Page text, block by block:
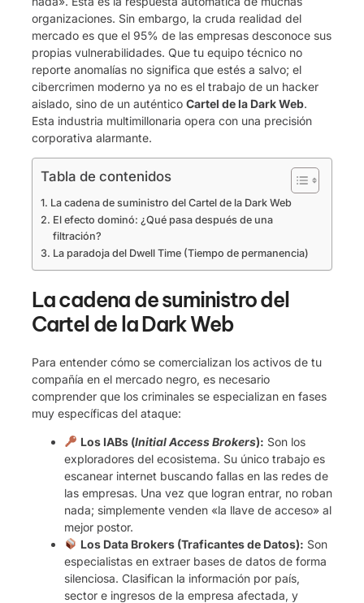
organizaciones. Sin embargo, la cruda realidad del
mercado es que el 95% de las empresas desconoce sus
propias vulnerabilidades. Que tu equipo técnico no
reporte anomalías no significa que estés a salvo; el
cibercrimen moderno ya no es el trabajo de un hacker
aislado, sino de un auténtico Cartel de la Dark Web.
Esta industria multimillonaria opera con una precisión
corporativa alarmante.
Tabla de contenidos
La cadena de suministro del Cartel de la Dark Web
El efecto dominó: ¿Qué pasa después de una
filtración?
La paradoja del Dwell Time (Tiempo de permanencia)
La cadena de suministro del
Cartel de la Dark Web
Para entender cómo se comercializan los activos de tu
compañía en el mercado negro, es necesario
comprender que los criminales se especializan en fases
muy específicas del ataque:
Los IABs (Initial Access Brokers): Son los
exploradores del ecosistema. Su único trabajo es
escanear internet buscando fallas en las redes de
las empresas. Una vez que logran entrar, no roban
nada; simplemente venden «la llave de acceso» al
mejor postor.
Los Data Brokers (Traficantes de Datos): Son
especialistas en extraer bases de datos de forma
silenciosa. Clasifican la información por país,
sector e ingresos de la empresa afectada, y